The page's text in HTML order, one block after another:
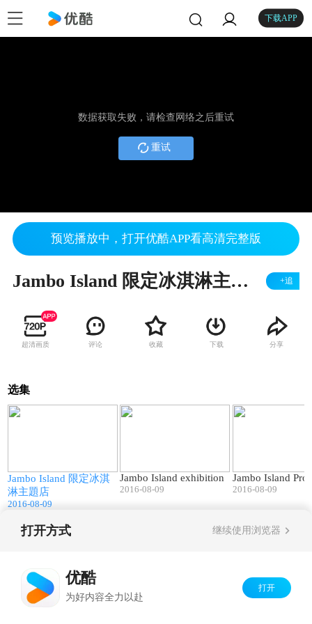
下载APP
数据获取失败，请检查网络之后重试
重试
预览播放中，打开优酷APP看高清完整版
Jambo Island 限定冰淇淋主題店 +追
超清画质 评论 收藏 下载 分享
选集
Jambo Island 限定冰淇
淋主題店
2016-08-09
Jambo Island exhibition
2016-08-09
Jambo Island
2016-08-09
打开方式 继续使用浏览器
优酷
为好内容全力以赴
打开